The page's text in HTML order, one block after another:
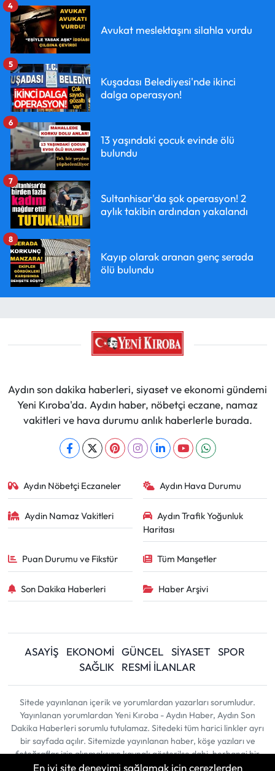
Avukat meslektaşını silahla vurdu
4
Kuşadası Belediyesi'nde ikinci
dalga operasyon!
5
13 yaşındaki çocuk evinde ölü
bulundu
6
Sultanhisar'da şok operasyon! 2
aylık takibin ardından yakalandı
7
Kayıp olarak aranan genç serada
ölü bulundu
8
Aydın son dakika haberleri, siyaset ve ekonomi gündemi
Yeni Kıroba'da. Aydın haber, nöbetçi eczane, namaz
vakitleri ve hava durumu anlık haberlerle burada.
Aydın Nöbetçi Eczaneler Aydın Hava Durumu
Aydin Namaz Vakitleri
Aydın Trafik Yoğunluk
Haritası
Puan Durumu ve Fikstür Tüm Manşetler
Son Dakika Haberleri Haber Arşivi
ASAYİŞ EKONOMİ GÜNCEL SİYASET
SPOR
SAĞLIK
RESMİ İLANLAR
Sitede yayınlanan içerik ve yorumlardan yazarları sorumludur.
Yayınlanan yorumlardan Yeni Kıroba - Aydın Haber, Aydın Son
Dakika Haberleri sorumlu tutulamaz. Sitedeki tüm harici linkler ayrı
bir sayfada açılır. Sitemizde yayınlanan haber, köşe yazıları ve
fotoğraflar izin alınmaksızın kaynak gösterilse dahi, herhangi bir
ortamda kullanılamaz ve yayınlanamaz
En iyi site deneyimi sağlamak için çerezlerden